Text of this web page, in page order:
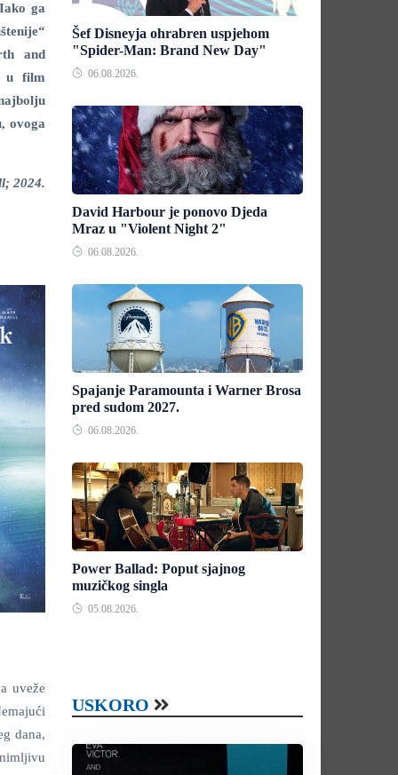
ga
and
u film
ovoga
2024.
uveže
dana,
Šef Disneyja ohrabren uspjehom
"Spider-Man: Brand New Day"
06.08.2026.
David Harbour je ponovo Djeda
Mraz u "Violent Night 2"
06.08.2026.
Spajanje Paramounta i Warner Brosa
pred sudom 2027.
06.08.2026.
Power Ballad: Poput sjajnog
muzičkog singla
05.08.2026.
USKORO